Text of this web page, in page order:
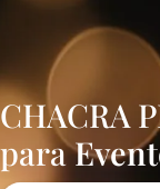
CHACRA
para